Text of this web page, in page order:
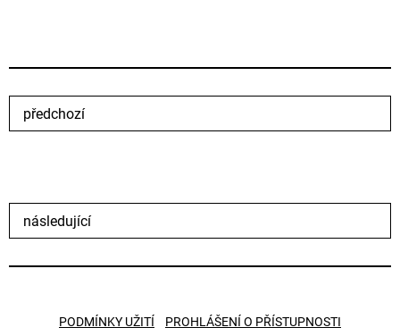
předchozí
následující
PODMÍNKY UŽITÍ PROHLÁŠENÍ O PŘÍSTUPNOSTI